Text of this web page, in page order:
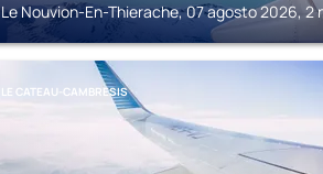
Le Nouvion-En-Thierache, 07 agosto 2026, 2
LE CATEAU-CAMBRESIS